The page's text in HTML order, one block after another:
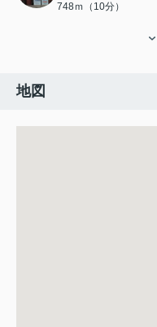
748ｍ（10分）
地図